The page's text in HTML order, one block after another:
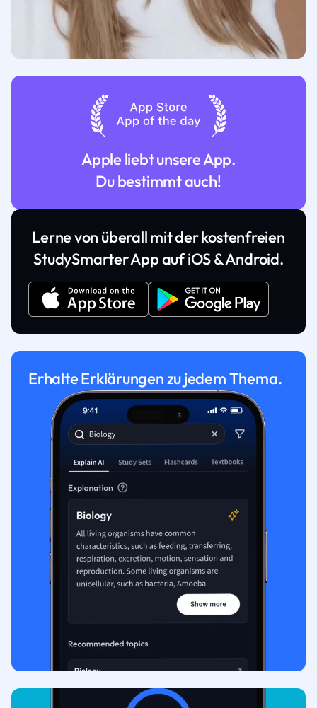
Apple liebt unsere App.
Du bestimmt auch!
Lerne von überall mit der kostenfreien
StudySmarter App auf iOS & Android.
Erhalte Erklärungen zu jedem Thema.